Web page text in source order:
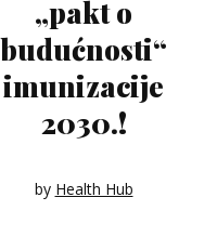
„pakt o
budućnosti“
imunizacije
2030.!
by Health Hub